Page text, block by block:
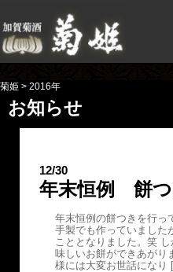
菊姫 > 2016年
お知らせ
12/30
年末恒例 餅つ
年末恒例の餅つきを
手製でも作っていました
こととなりました。笑
味しいお餅ができあ
様には大変お世話になり